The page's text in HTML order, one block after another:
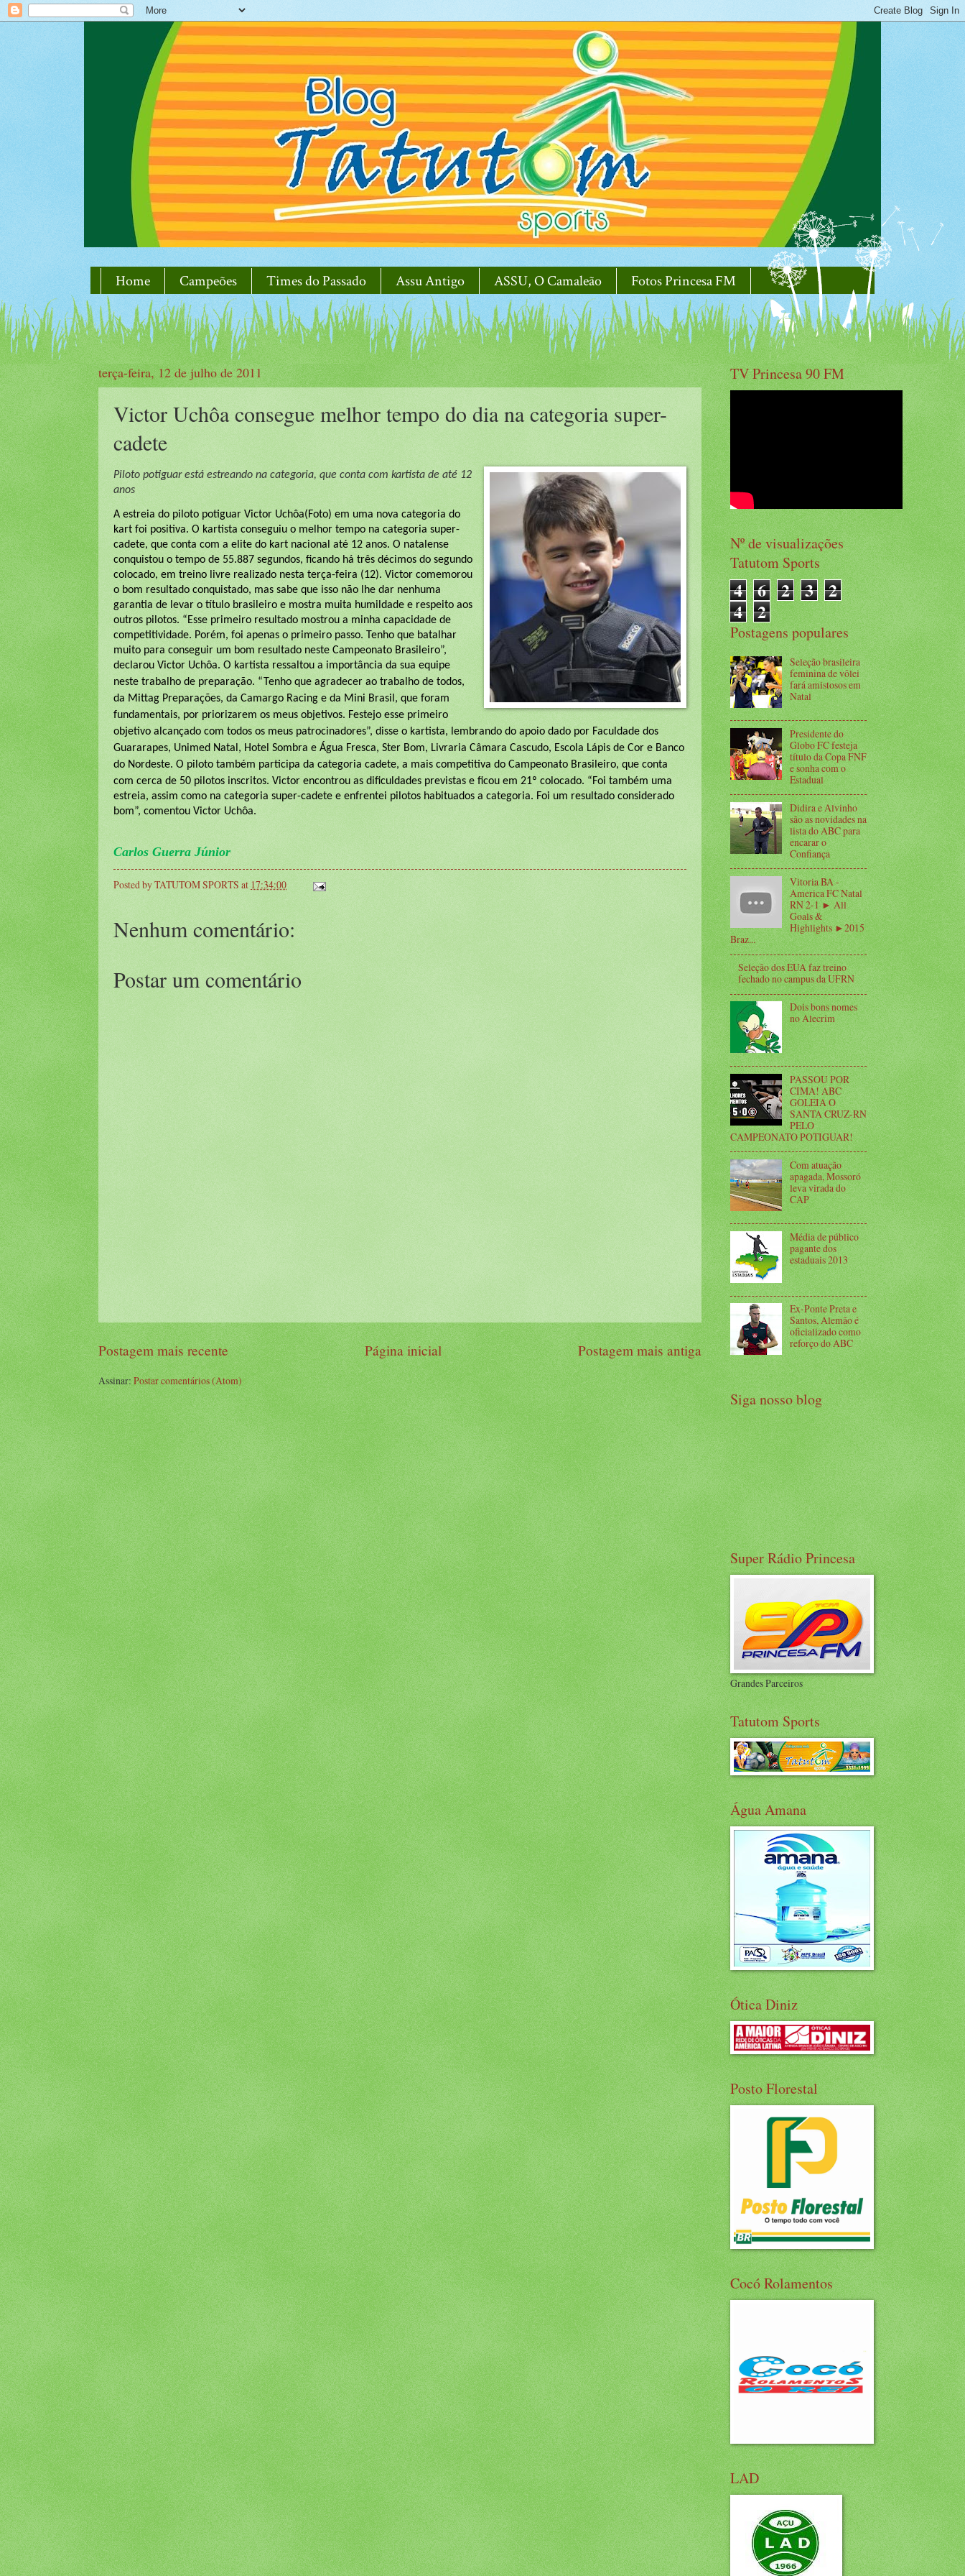
Home Campeões Times do Passado Assu Antigo ASSU, O Camaleão Fotos Princesa FM
terça-feira, 12 de julho de 2011
Victor Uchôa consegue melhor tempo do dia na categoria super-
cadete
Piloto potiguar está estreando na categoria, que conta com kartista de até 12
anos
A estreia do piloto potiguar Victor Uchôa(Foto) em uma nova categoria do
kart foi positiva. O kartista conseguiu o melhor tempo na categoria super-
cadete, que conta com a elite do kart nacional até 12 anos. O natalense
conquistou o tempo de 55.887 segundos, ficando há três décimos do segundo
colocado, em treino livre realizado nesta terça-feira (12). Victor comemorou
o bom resultado conquistado, mas sabe que isso não lhe dar nenhuma
garantia de levar o título brasileiro e mostra muita humildade e respeito aos
outros pilotos. “Esse primeiro resultado mostrou a minha capacidade de
competitividade. Porém, foi apenas o primeiro passo. Tenho que batalhar
muito para conseguir um bom resultado neste Campeonato Brasileiro”,
declarou Victor Uchôa. O kartista ressaltou a importância da sua equipe
neste trabalho de preparação. “Tenho que agradecer ao trabalho de todos,
da Mittag Preparações, da Camargo Racing e da Mini Brasil, que foram
fundamentais, por priorizarem os meus objetivos. Festejo esse primeiro
objetivo alcançado com todos os meus patrocinadores”, disse o kartista, lembrando do apoio dado por Faculdade dos
Guararapes, Unimed Natal, Hotel Sombra e Água Fresca, Ster Bom, Livraria Câmara Cascudo, Escola Lápis de Cor e Banco
do Nordeste. O piloto também participa da categoria cadete, a mais competitiva do Campeonato Brasileiro, que conta
com cerca de 50 pilotos inscritos. Victor encontrou as dificuldades previstas e ficou em 21º colocado. “Foi também uma
estreia, assim como na categoria super-cadete e enfrentei pilotos habituados a categoria. Foi um resultado considerado
bom”, comentou Victor Uchôa.
Carlos Guerra Júnior
Posted byTATUTOM SPORTS at 17:34:00
Nenhum comentário:
Postar um comentário
Postagem mais recente Postagem mais antiga
Página inicial
Assinar:Postar comentários (Atom)
TV Princesa 90 FM
Nº de visualizações
Tatutom Sports
4 6 2 3 2
4 2
Postagens populares
Seleção brasileira
feminina de vôlei
fará amistosos em
Natal
Presidente do
Globo FC festeja
título da Copa FNF
e sonha com o
Estadual
Didira e Alvinho
são as novidades na
lista do ABC para
encarar o
Confiança
Vitoria BA -
America FC Natal
RN 2-1 ► All
Goals &
Highlights ►2015
Braz...
Seleção dos EUA faz treino
fechado no campus da UFRN
Dois bons nomes
no Alecrim
PASSOU POR
CIMA! ABC
GOLEIA O
SANTA CRUZ-RN
PELO
CAMPEONATO POTIGUAR!
Com atuação
apagada, Mossoró
leva virada do
CAP
Média de público
pagante dos
estaduais 2013
Ex-Ponte Preta e
Santos, Alemão é
oficializado como
reforço do ABC
Siga nosso blog
Super Rádio Princesa
Grandes Parceiros
Tatutom Sports
Água Amana
Ótica Diniz
Posto Florestal
Cocó Rolamentos
LAD